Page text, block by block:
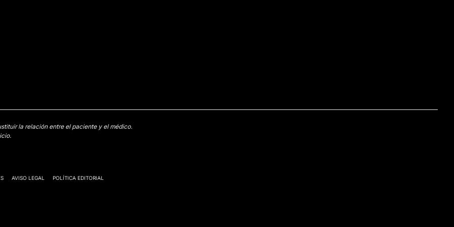
la relación entre el paciente y el médico.
AVISO LEGAL POLÍTICA EDITORIAL